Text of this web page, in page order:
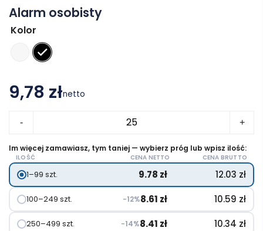
Alarm osobisty
Kolor
9,78 złnetto
-
osobisty
+
Im więcej zamawiasz, tym taniej — wybierz próg lub wpisz ilość:
ILOŚĆ CENA NETTO CENA BRUTTO
1–99 szt. 9.78 zł 12.03 zł
100–249 szt. −12%8.61 zł 10.59 zł
250–499 szt. −14%8.41 zł 10.34 zł